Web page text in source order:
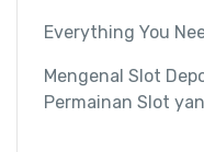
Everything You
Mengenal Slot
Permainan Slot